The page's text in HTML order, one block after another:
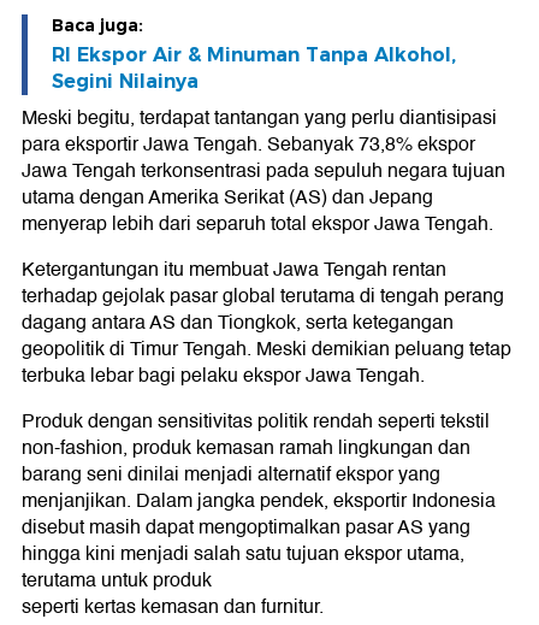
Baca juga:
RI Ekspor Air & Minuman Tanpa Alkohol,
Segini Nilainya
Meski begitu, terdapat tantangan yang perlu diantisipasi
para eksportir Jawa Tengah. Sebanyak 73,8% ekspor
Jawa Tengah terkonsentrasi pada sepuluh negara tujuan
utama dengan Amerika Serikat (AS) dan Jepang
menyerap lebih dari separuh total ekspor Jawa Tengah.
Ketergantungan itu membuat Jawa Tengah rentan
terhadap gejolak pasar global terutama di tengah perang
dagang antara AS dan Tiongkok, serta ketegangan
geopolitik di Timur Tengah. Meski demikian peluang tetap
terbuka lebar bagi pelaku ekspor Jawa Tengah.
Produk dengan sensitivitas politik rendah seperti tekstil
non-fashion, produk kemasan ramah lingkungan dan
barang seni dinilai menjadi alternatif ekspor yang
menjanjikan. Dalam jangka pendek, eksportir Indonesia
disebut masih dapat mengoptimalkan pasar AS yang
hingga kini menjadi salah satu tujuan ekspor utama,
terutama untuk produk
seperti kertas kemasan dan furnitur.